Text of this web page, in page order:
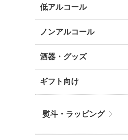
低アルコール
ノンアルコール
酒器・グッズ
ギフト向け
熨斗・ラッピング